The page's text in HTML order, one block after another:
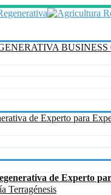
BUSINESS
de Experto para
de Experto
Terragénesis